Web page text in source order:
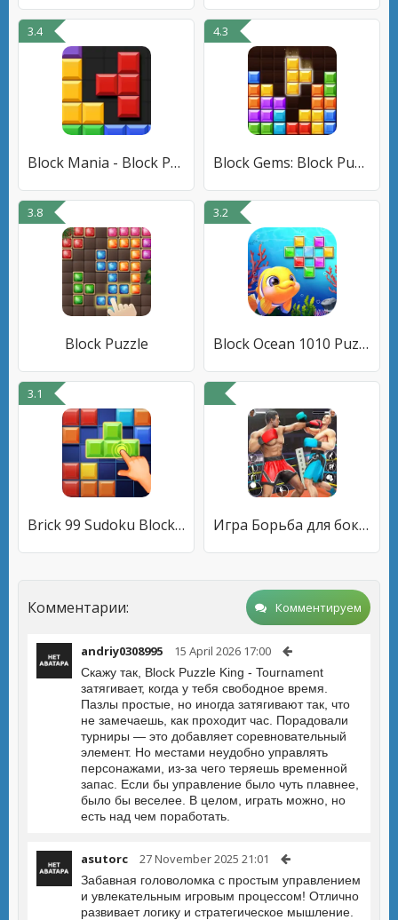
3.4
Block Mania - Block Puzzle
4.3
Block Gems: Block Puzzle Games
3.8
Block Puzzle
3.2
Block Ocean 1010 Puzzle Games
3.1
Brick 99 Sudoku Block Puzzle Игра Борьба для бокса бокса
Комментарии: Комментируем
andriy0308995 15 April 2026 17:00
Скажу так, Block Puzzle King - Tournament
затягивает, когда у тебя свободное время.
Пазлы простые, но иногда затягивают так, что
не замечаешь, как проходит час. Порадовали
турниры — это добавляет соревновательный
элемент. Но местами неудобно управлять
персонажами, из-за чего теряешь временной
запас. Если бы управление было чуть плавнее,
было бы веселее. В целом, играть можно, но
есть над чем поработать.
asutorc 27 November 2025 21:01
Забавная головоломка с простым управлением
и увлекательным игровым процессом! Отлично
развивает логику и стратегическое мышление.